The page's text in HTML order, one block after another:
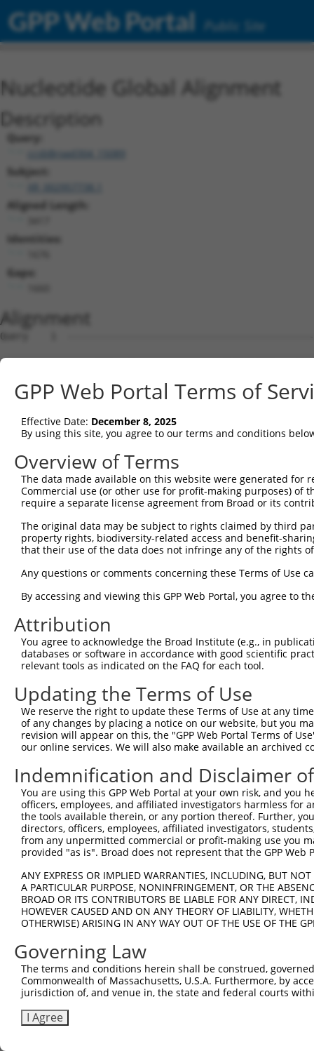
GPP Web Portal Public Site
Nucleotide Global Alignment
Description
Query:
ccsbBroad304_15089
Subject:
Aligned Length:
Identities:
Gaps:
Alignment
Query    1  --------------------------------------------------------------------------  0
                                                                                      
Sbjct    1  ACGCATTTCCGTCGCCGGGAGGAAGGGGTGTGTGTTTCGCCTGCGCAGTGGTCCTGGCCACCGGCTCGCGGCGC  74

Query    1  --------------------------------------------------------------------------  0
                                                                                      
Sbjct   75  GTGGAGGCTGCTCCCAGCCGCGCCCGAGTCAGACTCGGGTGGGGGTCCCGGCGGCGGTAGCGGCGGCGGCGGTG  148

Query    1  -----ATGTCGTGGCTCTTCGGCATTAACAAGGGCCCCAAGGGTGAAGACGCGGGGCCGCCGCCGCCTTTGCCG  69
                 ||||||||||||||||||.||||||||||||||||||||||||.|||||||||||||||||||||||||
Sbjct  149  CGAGCATGTCGTGGCTCTTCGGCGTTAACAAGGGCCCCAAGGGTGAAGGCGCGGGGCCGCCGCCGCCTTTGCCG  222

Query   70  CCCGCGCAGCCCGGGGCCGAGGGCGGCGGGGACCGCGGCTTGGGAGACCGGCCGGCGCCCAAGGACAAATGGAG  143
            ||||||||||||||||||||||||||||||||||||||.|||||||||||||||||||||||||||||||||||
Sbjct  223  CCCGCGCAGCCCGGGGCCGAGGGCGGCGGGGACCGCGGTTTGGGAGACCGGCCGGCGCCCAAGGACAAATGGAG  296

Query  144  CAACTTCGACCCCACCGGCCTGGAGCGCGCCGCCAAGGCGGCGCGCGAGCTGGAGCACTCGCGTTATGCCAAGG  217
            ||||||||||||||||||||||||||||||||||||||||||||||||||||||||||||||||||.|||||||
Sbjct  297  CAACTTCGACCCCACCGGCCTGGAGCGCGCCGCCAAGGCGGCGCGCGAGCTGGAGCACTCGCGTTACGCCAAGG  370

Query  218  ACGCCCTGAATCTGGCACAGATGCAGGAGCAGACGCTGCAGTTGGAGCAACAGTCCAAGCTCAAAGAGTATGAG  291
            |.||||||||||||||.|||||||||||||||||||||||||||||||||||||||||||||||||||||||||
Sbjct  371  AGGCCCTGAATCTGGCGCAGATGCAGGAGCAGACGCTGCAGTTGGAGCAACAGTCCAAGCTCAAAGAGTATGAG  444

Query  292  GCCGCCGTGGAGCAGCTCAAGAGCGAGCAGATCCGGGCGCAGGCTGAGGAGAGGAGGAAGACCCTGAGCGAGGA  365
            ||||||||||||||||||||||||||||||||||||||||||||||||||||||||||||||||||||||||||
Sbjct  445  GCCGCCGTGGAGCAGCTCAAGAGCGAGCAGATCCGGGCGCAGGCTGAGGAGAGGAGGAAGACCCTGAGCGAGGA  518

Query  366  GACCCGGCAGCACCAGGCCAGGGCCCAGTATCAAGACAAGCTGGCCCGGCAGCGCTACGAGGACCAACTGAAGC  439
            ||||||||||||||||||||||||||||||||||||||||||||||||||||||||||||||||||||||||||
Sbjct  519  GACCCGGCAGCACCAGGCCAGGGCCCAGTATCAAGACAAGCTGGCCCGGCAGCGCTACGAGGACCAACTGAAGC  592

Query  440  AGCAGCAACTTCTCAATGAGGAGAATTTACGGAAGCAGGAGGAGTCCGTGCAGAAGCAGGAAGCCATGCGGCGA  513
            ||||||||||||||||||||||||||||||||||||||||||||||||||||||||||||||||||||||||||
Sbjct  593  AGCAGCAACTTCTCAATGAGGAGAATTTACGGAAGCAGGAGGAGTCCGTGCAGAAGCAGGAAGCCATGCGGCGA  666

Query  514  GCCACCGTGGAGCGGGAGATGGAGCTGCGGCACAAGAATGAGATGCTGCGAGTGGAGGCCGAGGCCCGGGCGCG  587
            |||||||||||||||||||||||||||||||||||||||||||||||||||||||||.||||||||||||||||
Sbjct  667  GCCACCGTGGAGCGGGAGATGGAGCTGCGGCACAAGAATGAGATGCTGCGAGTGGAGACCGAGGCCCGGGCGCG  740

Query  588  CGCCAAGGCCGAGCGGGAGAATGCAGACATCATCCGCGAGCAGATCCGCCTGAAGGCGGCCGAGCACCGTCAGA  661
            ||||||||||||||||||||||||||||||||||||||||||||||||||||||||||.|||||||||||||||
Sbjct  741  CGCCAAGGCCGAGCGGGAGAATGCAGACATCATCCGCGAGCAGATCCGCCTGAAGGCGTCCGAGCACCGTCAGA  814

Query  662  CCGTCTTGGAGTCCATCAGGACGGCTGGCACCTTGTTTGGGGAAGGATTCCGTGCCTTTGTGACAGACTGGGAC  735
            ||||||||||||||||||||||||||||||||||||||||||||||||||||||||||||||||||||.|||||
Sbjct  815  CCGTCTTGGAGTCCATCAGGACGGCTGGCACCTTGTTTGGGGAAGGATTCCGTGCCTTTGTGACAGACCGGGAC  888

Query  736  AAAGTGACAGCCACGGTGGCTGGGCTGACGCTGCTGGCTGTTGGGGTCTACTCAGCCAAGAATGCCAC-GCTTG  808
            |||||||||||||||||||||||||||||||||||||||||.|||||||||||||||||||||||.|| || .|
Sbjct  889  AAAGTGACAGCCACGGTGGCTGGGCTGACGCTGCTGGCTGTCGGGGTCTACTCAGCCAAGAATGCGACAGC-CG  961

Query  809  TCGCCGGCCGCTTCATCGAGGCTCGGCTGGGGAAGCCGTCCCTAGTGAGGGAGACGTCCCGCATCACGGTGCTT  882
            ||.|.||||||||||||||||||||||||||||||||||||||||||||||||||||||||||||||||||||.
Sbjct  962  TCACTGGCCGCTTCATCGAGGCTCGGCTGGGGAAGCCGTCCCTAGTGAGGGAGACGTCCCGCATCACGGTGCTG  1035

Query  883  GAGGCGCTGCGGCACCCCATCCAGGTCAGCCGGCGGCTCCTCAGTCGACCCCAGGACGCGCTGGAGGGTGTTGT  956
            ||||||||||||||||||||||||||||||||||||||||||||||||||||||||||.|||||||||||||||
Sbjct 1036  GAGGCGCTGCGGCACCCCATCCAGGTCAGCCGGCGGCTCCTCAGTCGACCCCAGGACGTGCTGGAGGGTGTTGT  1109

Query  957  GCTCAGTCCCAGCCTGGAAGCACGGGTGCGCGACATCGCCATAGCAACAAGGAACACCAAGAAGAACCGCAGCC  1030
            |||.||||||||||||||||||||||||||||||||||||||||||||.||||||||||||||||||||..|||
Sbjct 1110  GCTTAGTCCCAGCCTGGAAGCACGGGTGCGCGACATCGCCATAGCAACCAGGAACACCAAGAAGAACCGGGGCC  1183

Query 1031  TGTACAGGAACATCCTGATGTACGGGCCACCAGGCACCGGGAAGACGCTGTTTGCCAAGAAACTCGCCCTGCAC  1104
            ||||||||.||||||||.||||.|||||||||||||||||||||||||||||||||||||||||||||||||||
Sbjct 1184  TGTACAGGCACATCCTGCTGTATGGGCCACCAGGCACCGGGAAGACGCTGTTTGCCAAGAAACTCGCCCTGCAC  1257

Query 1105  TCAGGCATGGACTACGCCATCATGACAGGCGGGGACGTGGCCCCCATGGGGCGGGAAGGCGTGACCGCCATGCA  1178
            ||||||||||||||||||||||||||||||||||||||||||||||||||||||||||||||||||||||||||
Sbjct 1258  TCAGGCATGGACTACGCCATCATGACAGGCGGGGACGTGGCCCCCATGGGGCGGGAAGGCGTGACCGCCATGCA  1331

Query 1179  CAAGCTCTTTGACTGGGCCAATACCAGCCGGCGC----------------------------------------  1212
            ||||||||||||||||||||||||||||||||||                                        
Sbjct 1332  CAAGCTCTTTGACTGGGCCAATACCAGCCGGCGCGGGAGGAGATAAGCAAGGACCTCAGAGCCACACTGAACGC  1405

Query 1213  --------------------------------------------------------------------------  1212
                                                                                      
Sbjct 1406  CTTCCTGTACCACATGGGCCAACACAGCAACAAGTGAGGGAGCCCCTCGGGTCCTGAGCCCCCGGGCAGGGCTG  1479

Query 1213  --------------------------------------------------------------------------  1212
                                                                                      
Sbjct 1480  TGCAGCCGTCGCCCTTGGTTCCCACTGAGGGTCCCTGGCTCACAGTGCTGGGCACCAGCTGTGGCCTCAGTGTG  1553

Query 1213  ----------------------------------------------------------------------GGCC  1216
                                                                                  ||||
Sbjct 1554
GPP Web Portal Terms of
Effective Date: December 8, 2025
By using this site, you agree to our terms and conditions
Overview of Terms
The data made available on this website were generated
Commercial use (or other use for profit-making purposes) of
require a separate license agreement from Broad or its
The original data may be subject to rights claimed by third
property rights, biodiversity-related access and benefit-
that their use of the data does not infringe any of the rights
Any questions or comments concerning these Terms of Use
By accessing and viewing this GPP Web Portal, you agree to
Attribution
You agree to acknowledge the Broad Institute (e.g., in
databases or software in accordance with good scientific
relevant tools as indicated on the FAQ for each tool.
Updating the Terms of Use
We reserve the right to update these Terms of Use at any
of any changes by placing a notice on our website, but you
revision will appear on this, the "GPP Web Portal Terms of
our online services. We will also make available an archived
Indemnification and Disclaimer
You are using this GPP Web Portal at your own risk, and
officers, employees, and affiliated investigators harmless for
the tools available therein, or any portion thereof. Further,
directors, officers, employees, affiliated investigators,
from any unpermitted commercial or profit-making use you
provided "as is". Broad does not represent that the GPP
ANY EXPRESS OR IMPLIED WARRANTIES, INCLUDING, BUT
A PARTICULAR PURPOSE, NONINFRINGEMENT, OR THE
BROAD OR ITS CONTRIBUTORS BE LIABLE FOR ANY DIRECT,
HOWEVER CAUSED AND ON ANY THEORY OF LIABILITY,
OTHERWISE) ARISING IN ANY WAY OUT OF THE USE OF THE
Governing Law
The terms and conditions herein shall be construed,
Commonwealth of Massachusetts, U.S.A. Furthermore, by
jurisdiction of, and venue in, the state and federal courts
I Agree